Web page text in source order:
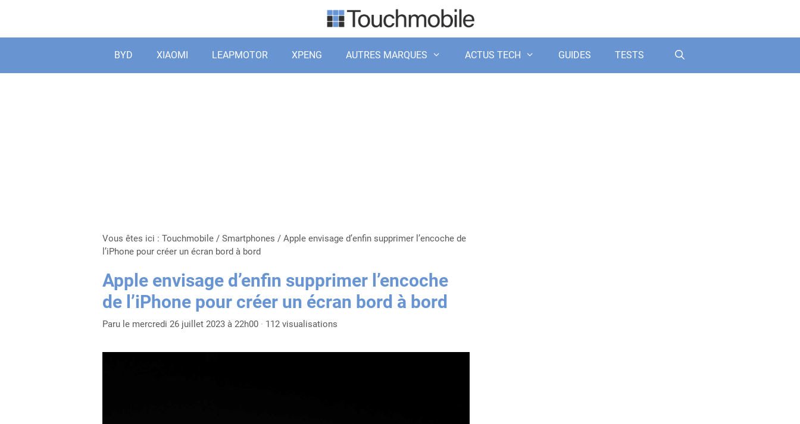
contenu
BYD XIAOMI LEAPMOTOR XPENG AUTRES MARQUES ACTUS TECH GUIDES TESTS
Vous êtes ici : Touchmobile / Smartphones / Apple envisage d’enfin supprimer l’encoche de
l’iPhone pour créer un écran bord à bord
Apple envisage d’enfin supprimer l’encoche
de l’iPhone pour créer un écran bord à bord
Paru le mercredi 26 juillet 2023 à 22h00 · 112 visualisations